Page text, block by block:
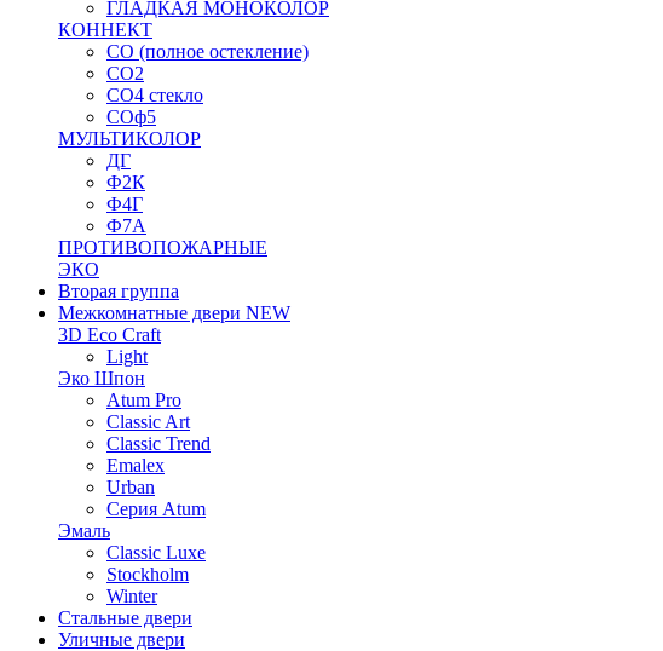
ГЛАДКАЯ МОНОКОЛОР
КОННЕКТ
СО (полное остекление)
СО2
СО4 стекло
СОф5
МУЛЬТИКОЛОР
ДГ
Ф2К
Ф4Г
Ф7А
ПРОТИВОПОЖАРНЫЕ
ЭКО
Вторая группа
Межкомнатные двери NEW
3D Eco Craft
Light
Эко Шпон
Atum Pro
Classic Art
Classic Trend
Emalex
Urban
Серия Atum
Эмаль
Classic Luxe
Stockholm
Winter
Стальные двери
Уличные двери